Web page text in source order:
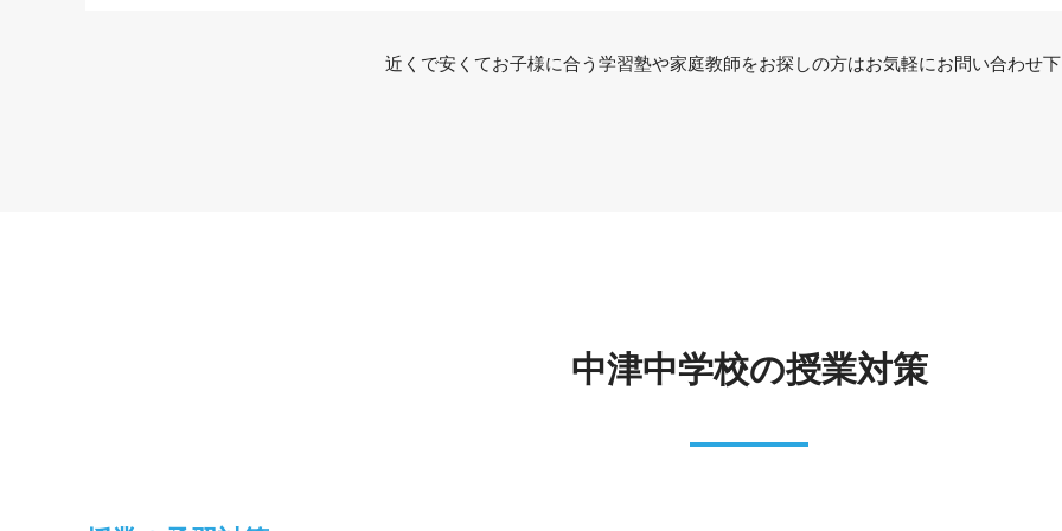
近くで安くてお子様に合う学習塾や家庭教師をお探しの方はお気軽にお問い合わせ
中津中学校の授業対策